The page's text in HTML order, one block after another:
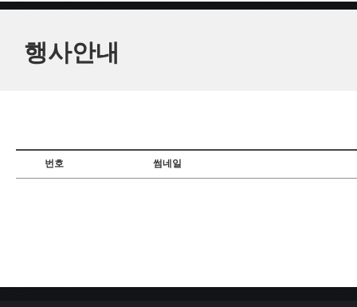
행사안내
번호 썸네일